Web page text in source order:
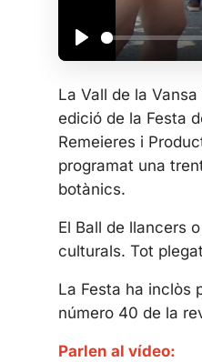
P
a
y
La Vall de la
edició de la Festa
Remeieres i
programat una
botànics.
El Ball de llancers
culturals. Tot
La Festa ha inclòs
número 40 de la
Parlen al vídeo: